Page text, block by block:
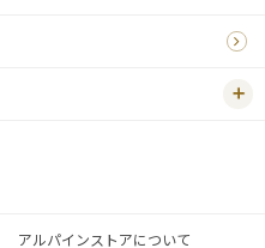
アルパインストアについて